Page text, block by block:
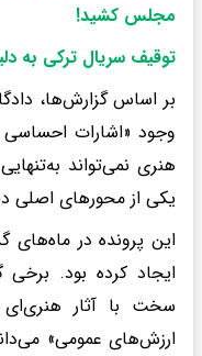
مجلس کشید!
توقیف سریال ترکی به
بر اساس گزارش‌ها،
وجود «اشارات احساسی
هنری نمی‌تواند
یکی از محورهای اصلی
این پرونده در ماه‌های
ایجاد کرده بود. برخی
سخت با آثار هنری‌ای
ارزش‌های عمومی»